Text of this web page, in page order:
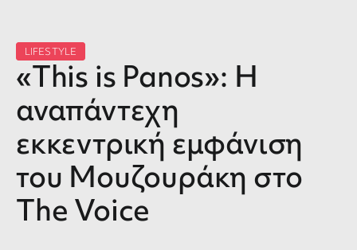
LIFESTYLE
«This is Panos»: Η
αναπάντεχη
εκκεντρική εμφάνιση
του Μουζουράκη στο
The Voice